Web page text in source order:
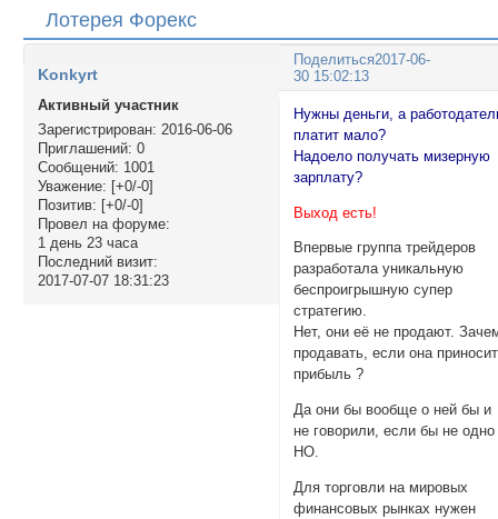
Лотерея Форекс
Поделиться2017-06-
30 15:02:13
Konkyrt
Активный участник
Зарегистрирован: 2016-06-06
Приглашений: 0
Сообщений: 1001
Уважение: [+0/-0]
Позитив: [+0/-0]
Провел на форуме:
1 день 23 часа
Последний визит:
2017-07-07 18:31:23
Нужны деньги, а
платит мало?
Надоело получать мизерную
зарплату?
Выход есть!
Впервые группа трейдеров
разработала уникальную
беспроигрышную супер
стратегию.
Нет, они её не продают.
продавать, если она приносит
прибыль ?
Да они бы вообще о ней бы и
не говорили, если бы не одно
НО.
Для торговли на мировых
финансовых рынках нужен